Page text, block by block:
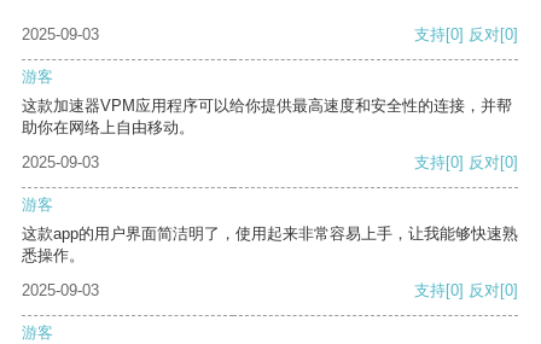
2025-09-03 支持[0] 反对[0]
游客
这款加速器VPM应用程序可以给你提供最高速度和安全性的连接，并帮
助你在网络上自由移动。
2025-09-03
支持[0] 反对[0]
游客
这款app的用户界面简洁明了，使用起来非常容易上手，让我能够快速熟
悉操作。
2025-09-03
支持[0] 反对[0]
游客